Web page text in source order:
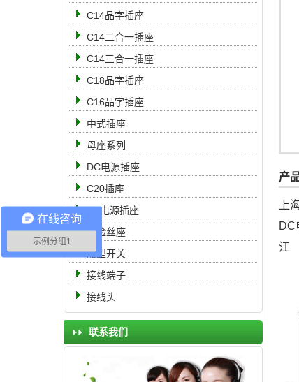
C14品字插座
C14二合一插座
C14三合一插座
C18品字插座
C16品字插座
中式插座
母座系列
DC电源插座
C20插座
AC电源插座
保险丝座
船型开关
接线端子
接线头
联系我们
产
上
DC
在线咨询
示例分组1